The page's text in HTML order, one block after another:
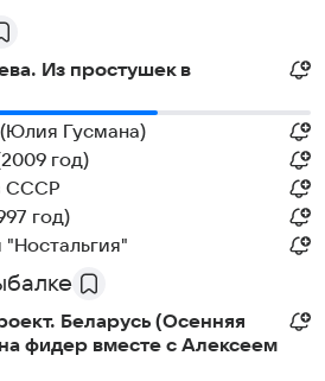
Из простушек в
Гусмана)
год)
СССР
год)
Беларусь (Осенняя
фидер вместе с Алексеем